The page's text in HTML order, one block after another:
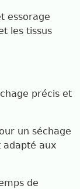
essorage
les tissus
précis et
un séchage
aux
de